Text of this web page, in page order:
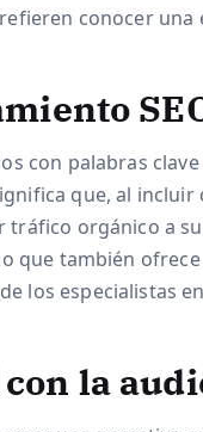
conocer
con palabras
que, al
orgánico a
que también
los especialistas
la